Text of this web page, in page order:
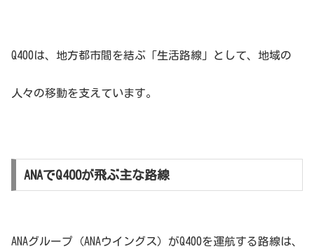
Q400は、地方都市間を結ぶ「生活路線」として、地域の
人々の移動を支えています。
ANAでQ400が飛ぶ主な路線
ANAグループ（ANAウイングス）がQ400を運航する路線は、